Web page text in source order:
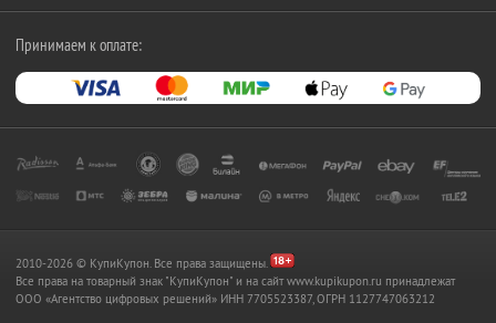
Принимаем к оплате:
2010-2026 © КупиКупон. Все права защищены.
Все права на товарный знак "КупиКупон" и на сайт www.kupikupon.ru принадлежат
OOO «Агентство цифровых решений» ИНН 7705523387, ОГРН 1127747063212